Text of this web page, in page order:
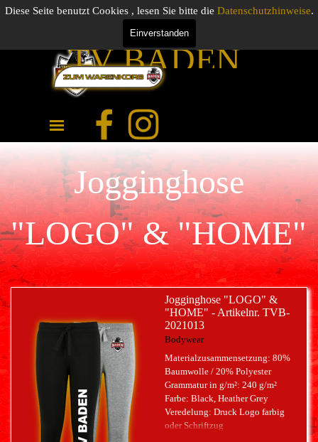
Diese Seite benutzt Cookies , lesen Sie bitte die Datenschutzhinweise.
Einverstanden
Direkt zum SeiteninhaltUNSER
TV BADEN
JETZT
ZUGREIFEN !
Menü überspringen
0.00 €
Jogginghose
"LOGO" & "HOME"
Jogginghose "LOGO" &
"HOME" - Artikelnr. TVB-
2021013
Bodywear
Materialzusammensetzung: 80%
Baumwolle / 20% Polyester
Grammatur in g/m²: 240 g/m²
Farbe: Black, Heather Grey
Veredelung: Druck Logo farbig
oder Schriftzug